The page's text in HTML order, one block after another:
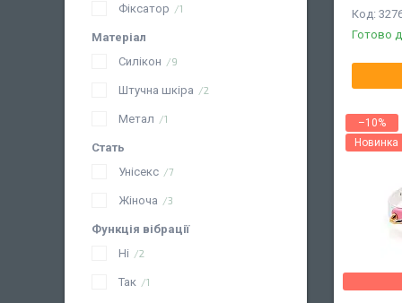
Готово
–10%
Новинка
Фіксатор 1
Матеріал
Силікон
9
Штучна шкіра 2
Метал 1
Стать
Унісекс
7
Жіноча 3
Функція вібрації
Ні
2
Так 1